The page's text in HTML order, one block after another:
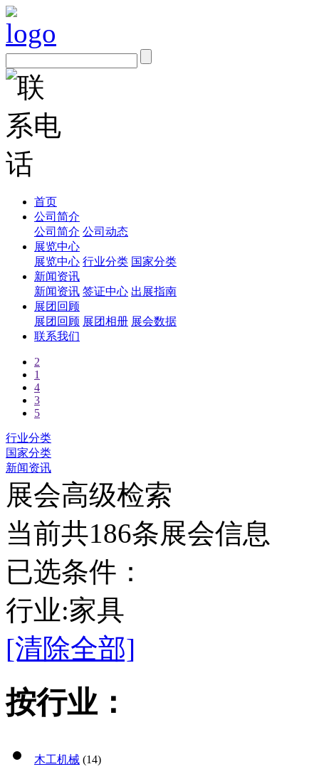
首页
公司简介
公司简介 公司动态
展览中心
展览中心 行业分类 国家分类
新闻资讯
新闻资讯 签证中心 出展指南
展团回顾
展团回顾 展团相册 展会数据
联系我们
2
1
4
3
5
行业分类
国家分类
新闻资讯
展会高级检索
当前共186条展会信息
已选条件：
行业:家具
[清除全部]
按行业：
木工机械 (14)